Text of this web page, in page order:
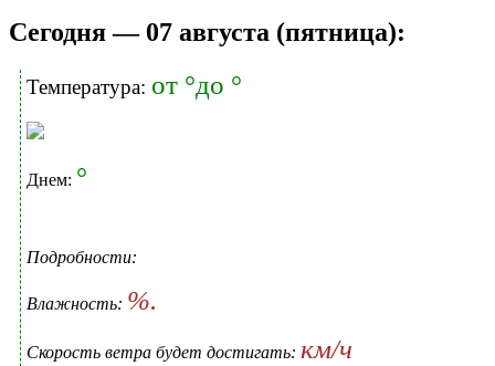
Cегодня — 07 августа (пятница):
Температура: от °до °
Днем: °
Подробности:
Влажность: %.
Скорость ветра будет достигать: км/ч